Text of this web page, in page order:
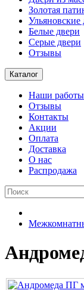
Золотая
Ульяновские
Белые двери
Серые двери
Отзывы
Каталог
Наши работы
Отзывы
Контакты
Акции
Оплата
Доставка
О нас
Распродажа